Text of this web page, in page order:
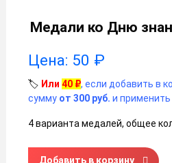
Медали ко Дню
Цена: 50 ₽
🏷️ Или 40 ₽, если добавить в
сумму от 300 руб. и применить
4 варианта медалей, общее
Количество товара Медали
Добавить в корзину